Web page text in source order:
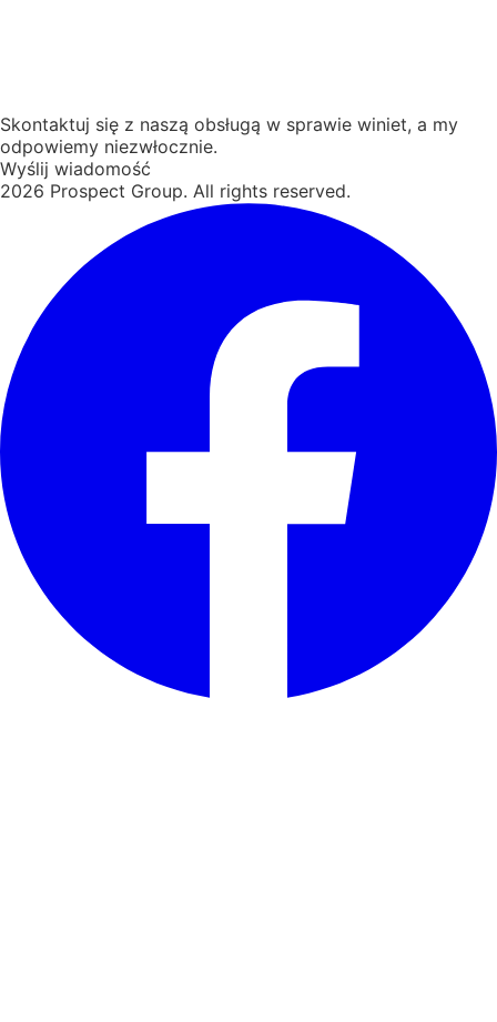
Skontaktuj się z naszą obsługą w sprawie winiet, a my
odpowiemy niezwłocznie.
Wyślij wiadomość
2026 Prospect Group. All rights reserved.